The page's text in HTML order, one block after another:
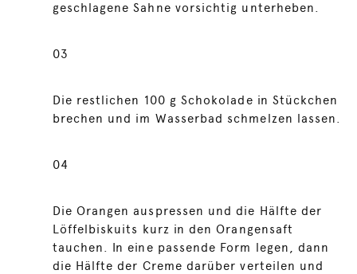
geschlagene Sahne vorsichtig unterheben.
03
Die restlichen 100 g Schokolade in Stückchen
brechen und im Wasserbad schmelzen lassen.
04
Die Orangen auspressen und die Hälfte der
Löffelbiskuits kurz in den Orangensaft
tauchen. In eine passende Form legen, dann
die Hälfte der Creme darüber verteilen und